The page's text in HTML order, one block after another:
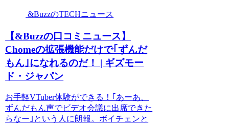
&BuzzのTECHニュース
【&Buzzの口コミニュース】
Chomeの拡張機能だけで｢ずんだ
もん｣になれるのだ！ | ギズモー
ド・ジャパン
お手軽VTuber体験ができる！｢あーあ、
ずんだもん声でビデオ会議に出席できた
らなー｣という人に朗報。ボイチェンと